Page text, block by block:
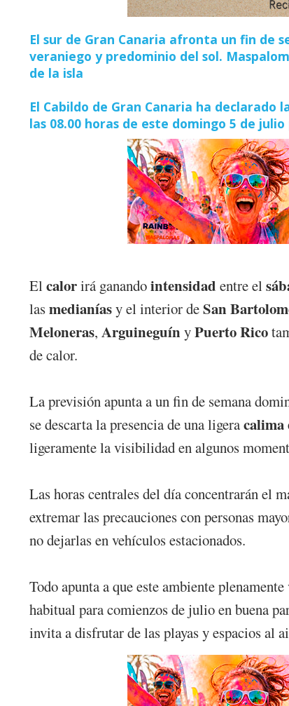
El sur de Gran Canaria afronta un fin de
veraniego y predominio del sol.
de la isla
El Cabildo de Gran Canaria ha
las 08.00 horas de este domingo 5 de
El calorirá ganandointensidad entre el
lasmedianíasy el interior deSan
Meloneras, Arguineguín yPuerto Rico
de calor.
La previsión apunta a un fin de semana
se descarta la presencia de una ligeracalima
ligeramente la visibilidad en algunos
Las horas centrales del día concentrarán el
extremar las precauciones con personas
no dejarlas en vehículos estacionados.
Todo apunta a que este ambiente
habitual para comienzos de julio en buena
invita a disfrutar de las playas y espacios al